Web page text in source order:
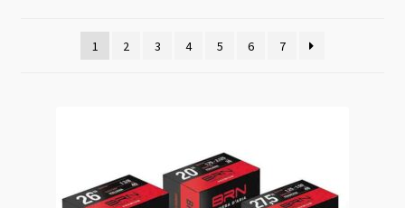
Corso meccanico bici
1 2 3 4 5 6 7